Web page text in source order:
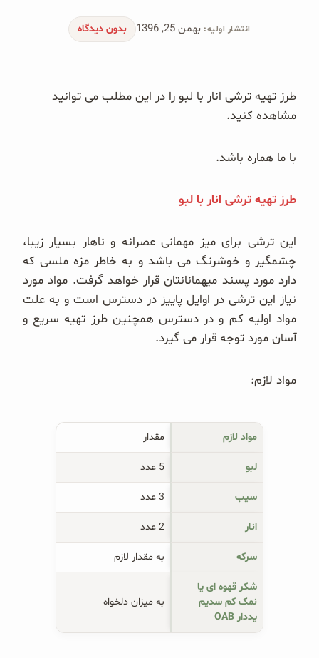
دانه چیا
ترشی و شور
غلات و دانه‌های سالم
صبحانه و میان وعده
سبوس و جوانه‌ها
وبلاگ
انتشار اولیه: بهمن 25, 1396 بدون دیدگاه
طرز تهیه ترشی انار با لبو را در این مطلب می توانید
مشاهده کنید.
با ما هماره باشد.
طرز تهیه ترشی انار با لبو
این ترشی برای میز مهمانی عصرانه و ناهار بسیار زیبا،
چشمگیر و خوشرنگ می باشد و به خاطر مزه ملسی که
دارد مورد پسند میهمانانتان قرار خواهد گرفت. مواد مورد
نیاز این ترشی در اوایل پاییز در دسترس است و به علت
مواد اولیه کم و در دسترس همچنین طرز تهیه سریع و
آسان مورد توجه قرار می گیرد.
مواد لازم:
مواد لازم مقدار
لبو 5 عدد
سیب 3 عدد
انار 2 عدد
سرکه به مقدار لازم
شکر قهوه ای یا
نمک کم سدیم
یددار OAB
به میزان دلخواه